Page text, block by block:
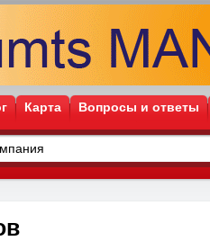
Карта Вопросы и ответы